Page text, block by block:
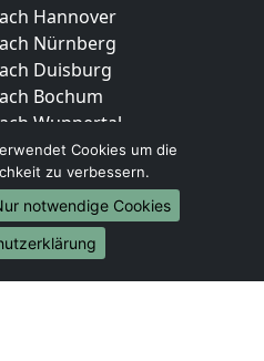
Hannover
Nürnberg
Duisburg
Bochum
Wuppertal
Bielefeld
Bonn
Münster
Brasilien
Cookies um die
zu verbessern.
notwendige Cookies